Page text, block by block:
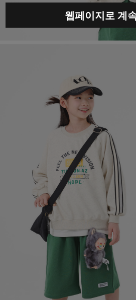
웹페이지로 계